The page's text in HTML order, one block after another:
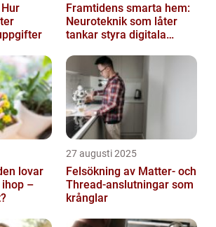
Framtidens smarta hem:
Neuroteknik som låter
tankar styra digitala
lovar
–
27 augusti 2025
Felsökning av Matter‑ och
Thread‑anslutningar som
krånglar